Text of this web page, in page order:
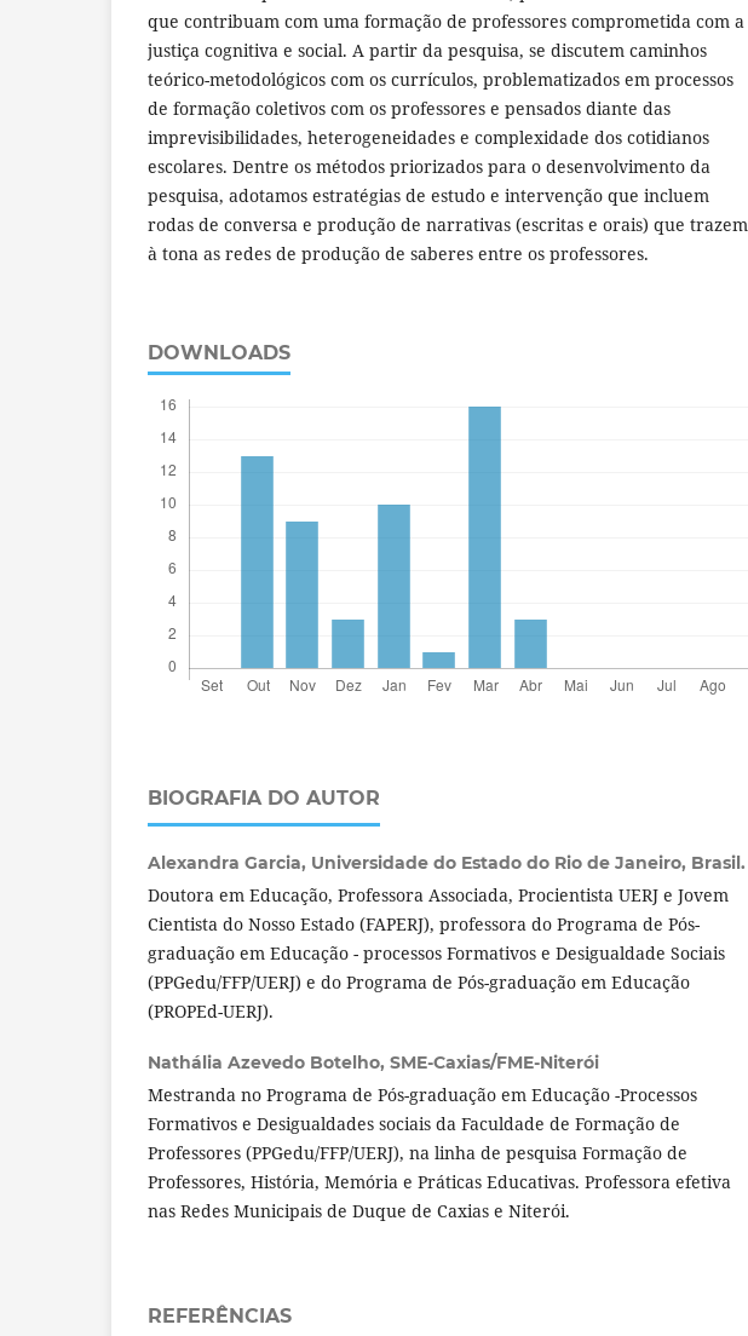
que contribuam com uma formação de professores comprometida com a
justiça cognitiva e social. A partir da pesquisa, se discutem caminhos
teórico-metodológicos com os currículos, problematizados em processos
de formação coletivos com os professores e pensados diante das
imprevisibilidades, heterogeneidades e complexidade dos cotidianos
escolares. Dentre os métodos priorizados para o desenvolvimento da
pesquisa, adotamos estratégias de estudo e intervenção que incluem
rodas de conversa e produção de narrativas (escritas e orais) que trazem
à tona as redes de produção de saberes entre os professores.
DOWNLOADS
BIOGRAFIA DO AUTOR
Alexandra Garcia, Universidade do Estado do Rio de Janeiro, Brasil.
Doutora em Educação, Professora Associada, Procientista UERJ e Jovem
Cientista do Nosso Estado (FAPERJ), professora do Programa de Pós-
graduação em Educação - processos Formativos e Desigualdade Sociais
(PPGedu/FFP/UERJ) e do Programa de Pós-graduação em Educação
(PROPEd-UERJ).
Nathália Azevedo Botelho, SME-Caxias/FME-Niterói
Mestranda no Programa de Pós-graduação em Educação -Processos
Formativos e Desigualdades sociais da Faculdade de Formação de
Professores (PPGedu/FFP/UERJ), na linha de pesquisa Formação de
Professores, História, Memória e Práticas Educativas. Professora efetiva
nas Redes Municipais de Duque de Caxias e Niterói.
REFERÊNCIAS